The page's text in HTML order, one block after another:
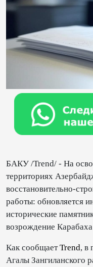
БАКУ /Trend/ - На
территориях
восстановительно-
работы: обновляется
исторические
возрождение
Как сообщаетTrend, в
Агалы Зангиланского